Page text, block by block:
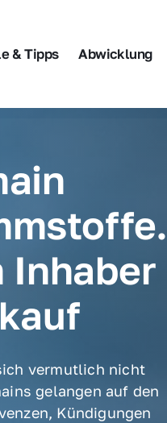
& Tipps Abwicklung
Inhaber
vermutlich nicht
gelangen auf den
Kündigungen